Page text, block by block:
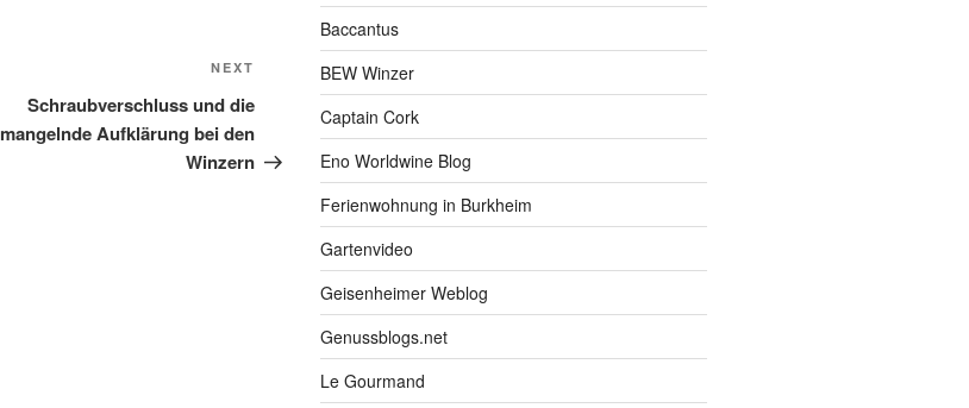
NEXT
Schraubverschluss und die
mangelnde Aufklärung bei den
Winzern
Baccantus
BEW Winzer
Captain Cork
Eno Worldwine Blog
Ferienwohnung in Burkheim
Gartenvideo
Geisenheimer Weblog
Genussblogs.net
Le Gourmand